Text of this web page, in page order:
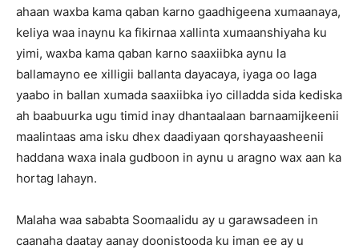
ahaan waxba kama qaban karno gaadhigeena xumaanaya,
keliya waa inaynu ka fikirnaa xallinta xumaanshiyaha ku
yimi, waxba kama qaban karno saaxiibka aynu la
ballamayno ee xilligii ballanta dayacaya, iyaga oo laga
yaabo in ballan xumada saaxiibka iyo cilladda sida kediska
ah baabuurka ugu timid inay dhantaalaan barnaamijkeenii
maalintaas ama isku dhex daadiyaan qorshayaasheenii
haddana waxa inala gudboon in aynu u aragno wax aan ka
hortag lahayn.
Malaha waa sababta Soomaalidu ay u garawsadeen in
caanaha daatay aanay doonistooda ku iman ee ay u